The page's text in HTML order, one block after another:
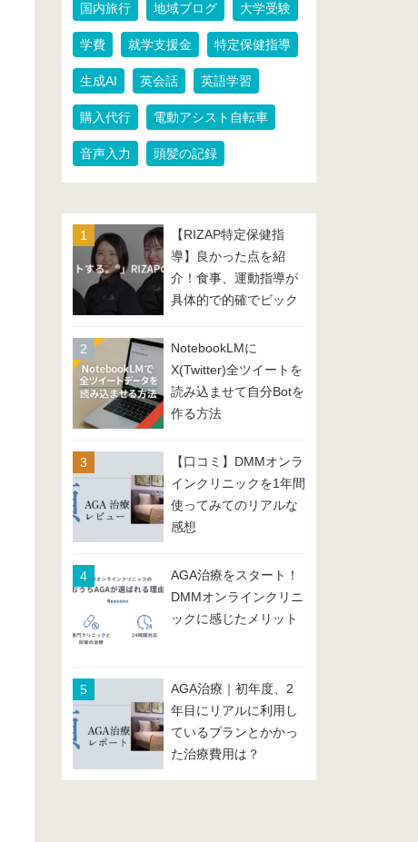
国内旅行 地域ブログ 大学受験
学費 就学支援金 特定保健指導
生成AI 英会話 英語学習
購入代行 電動アシスト自転車
音声入力 頭髪の記録
【RIZAP特定保健指
導】良かった点を紹
介！食事、運動指導が
具体的で的確でビック
NotebookLMに
X(Twitter)全ツイートを
読み込ませて自分Botを
作る方法
【口コミ】DMMオンラ
インクリニックを1年間
使ってみてのリアルな
感想
AGA治療をスタート！
DMMオンラインクリニ
ックに感じたメリット
AGA治療｜初年度、2
年目にリアルに利用し
ているプランとかかっ
た治療費用は？